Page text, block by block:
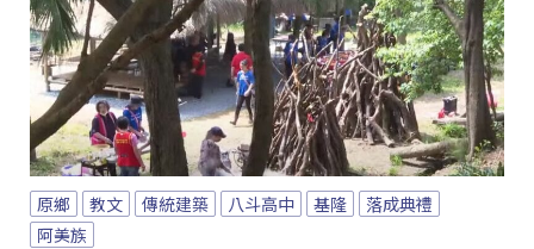
原鄉 教文 傳統建築 八斗高中 基隆
落成典禮
阿美族